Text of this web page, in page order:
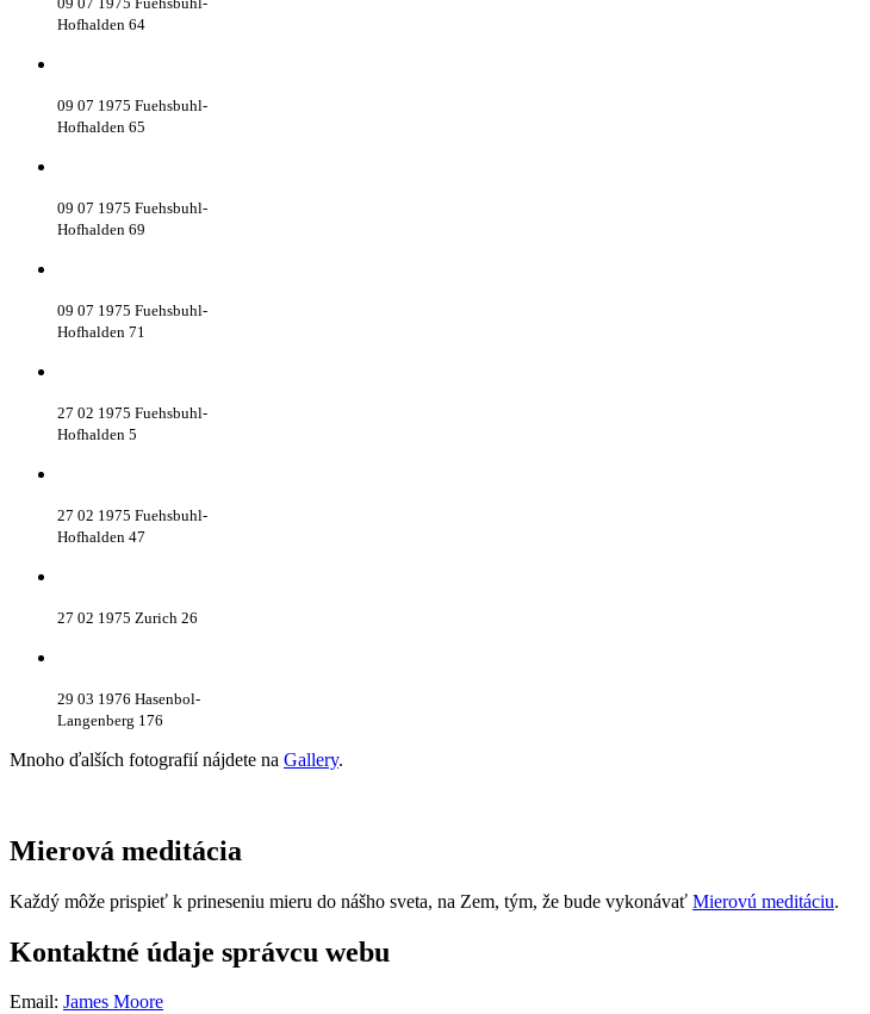
Hofhalden 64
09 07 1975 Fuehsbuhl-
Hofhalden 65
09 07 1975 Fuehsbuhl-
Hofhalden 69
09 07 1975 Fuehsbuhl-
Hofhalden 71
27 02 1975 Fuehsbuhl-
Hofhalden 5
27 02 1975 Fuehsbuhl-
Hofhalden 47
27 02 1975 Zurich 26
29 03 1976 Hasenbol-
Langenberg 176
Mnoho ďalších fotografií nájdete na Gallery.
Mierová meditácia
Každý môže prispieť k prineseniu mieru do nášho sveta, na Zem, tým, že bude vykonávať Mierovú meditáciu.
Kontaktné údaje správcu webu
Email: James Moore